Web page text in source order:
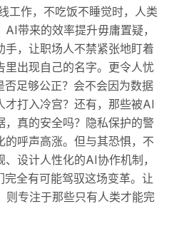
工作，不吃饭不睡觉时，人类
带来的效率提升毋庸置疑，
，让职场人不禁紧张地盯着
里出现自己的名字。更令人忧
否足够公正？会不会因为数据
才打入冷宫？还有，那些被AI
，真的安全吗？隐私保护的警
呼声高涨。但与其恐惧，不
设计人性化的AI协作机制，
全有可能驾驭这场变革。让
则专注于那些只有人类才能完